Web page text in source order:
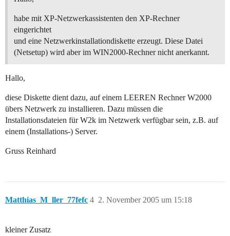
habe mit XP-Netzwerkassistenten den XP-Rechner
eingerichtet
und eine Netzwerkinstallationdiskette erzeugt. Diese Datei
(Netsetup) wird aber im WIN2000-Rechner nicht anerkannt.
Hallo,
diese Diskette dient dazu, auf einem LEEREN Rechner W2000
übers Netzwerk zu installieren. Dazu müssen die
Installationsdateien für W2k im Netzwerk verfügbar sein, z.B. auf
einem (Installations-) Server.
Gruss Reinhard
Matthias_M_ller_77fefc 2. November 2005 um 15:18
4
kleiner Zusatz